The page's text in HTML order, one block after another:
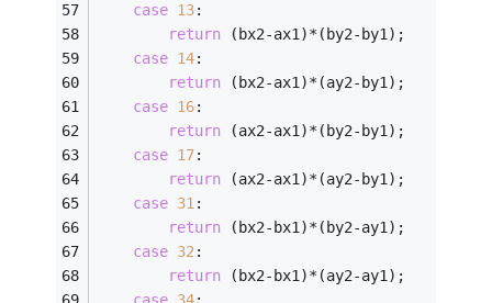
case 13:
return (bx2-ax1)*(by2-by1);
case 14:
return (bx2-ax1)*(ay2-by1);
case 16:
return (ax2-ax1)*(by2-by1);
case 17:
return (ax2-ax1)*(ay2-by1);
case 31:
return (bx2-bx1)*(by2-ay1);
case 32:
return (bx2-bx1)*(ay2-ay1);